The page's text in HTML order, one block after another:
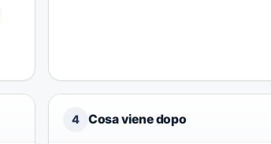
4 Cosa viene dopo